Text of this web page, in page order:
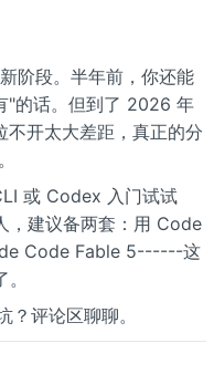
阶段。半年前，你还能
"的话。但到了 2026 年
开太大差距，真正的分
或 Codex 入门试试
，建议备两套：用 Code
Code Fable 5------这
评论区聊聊。